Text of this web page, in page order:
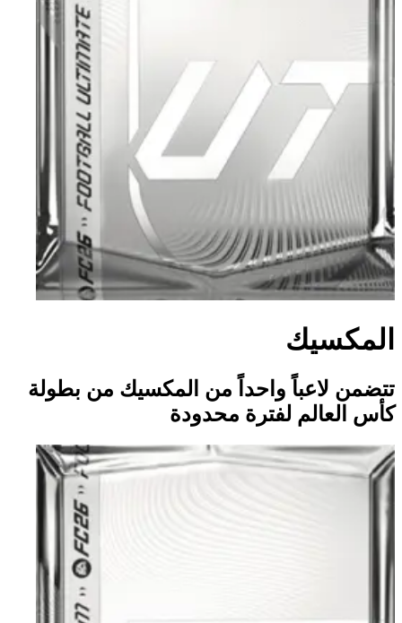
المكسيك
تتضمن لاعباً واحداً من المكسيك من بطولة
كأس العالم لفترة محدودة